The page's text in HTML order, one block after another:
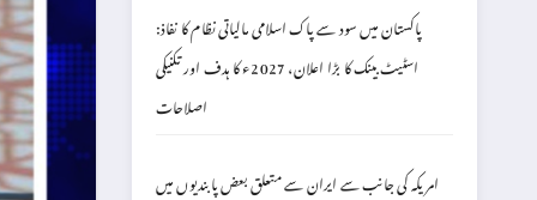
پاکستان میں سود سے پاک اسلامی مالیاتی نظام کا نفاذ:
اسٹیٹ بینک کا بڑا اعلان، 2027ء کا ہدف اور تکنیکی
اصلاحات
امریکہ کی جانب سے ایران سے متعلق بعض پابندیوں میں